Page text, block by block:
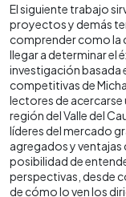
El siguiente trabajo
proyectos y demás
comprender como la
llegar a determinar el
investigación basada
competitivas de
lectores de acercarse
región del Valle del
líderes del mercado
agregados y
posibilidad de
perspectivas, desde
de cómo lo ven los